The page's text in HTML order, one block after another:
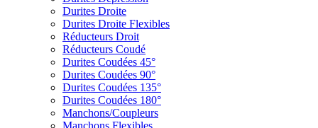
Durites Droite
Durites Droite Flexibles
Réducteurs Droit
Réducteurs Coudé
Durites Coudées 45°
Durites Coudées 90°
Durites Coudées 135°
Durites Coudées 180°
Manchons/Coupleurs
Manchons Flexibles